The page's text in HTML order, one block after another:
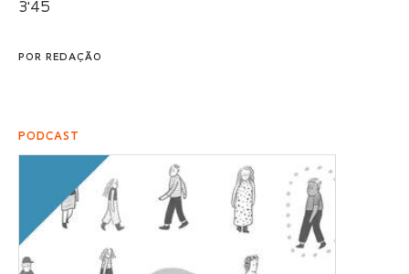
3'45
POR REDAÇÃO
PODCAST